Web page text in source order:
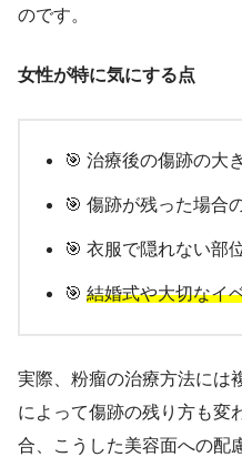
のです。
女性が特に気にする点
🎯 治療後の傷跡の大
🎯 傷跡が残った場合
🎯 衣服で隠れない部
🎯 結婚式や大切なイ
実際、粉瘤の治療方法には
によって傷跡の残り方も変
合、こうした美容面への配